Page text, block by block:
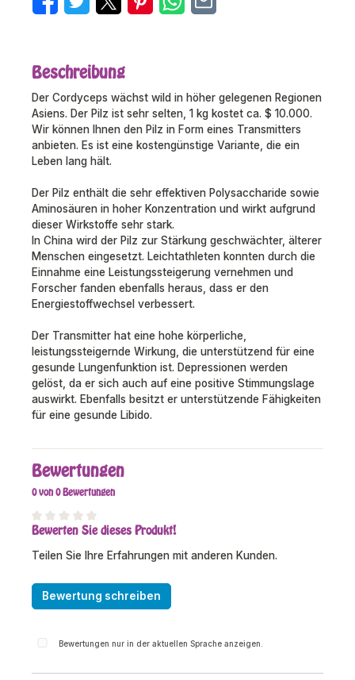
Beschreibung
Der Cordyceps wächst wild in höher gelegenen Regionen
Asiens. Der Pilz ist sehr selten, 1 kg kostet ca. $ 10.000.
Wir können Ihnen den Pilz in Form eines Transmitters
anbieten. Es ist eine kostengünstige Variante, die ein
Leben lang hält.
Der Pilz enthält die sehr effektiven Polysaccharide sowie
Aminosäuren in hoher Konzentration und wirkt aufgrund
dieser Wirkstoffe sehr stark.
In China wird der Pilz zur Stärkung geschwächter, älterer
Menschen eingesetzt. Leichtathleten konnten durch die
Einnahme eine Leistungssteigerung vernehmen und
Forscher fanden ebenfalls heraus, dass er den
Energiestoffwechsel verbessert.
Der Transmitter hat eine hohe körperliche,
leistungssteigernde Wirkung, die unterstützend für eine
gesunde Lungenfunktion ist. Depressionen werden
gelöst, da er sich auch auf eine positive Stimmungslage
auswirkt. Ebenfalls besitzt er unterstützende Fähigkeiten
für eine gesunde Libido.
Bewertungen
0 von 0 Bewertungen
Durchschnittliche Bewertung von 0 von 5 Sternen
Bewerten Sie dieses Produkt!
Teilen Sie Ihre Erfahrungen mit anderen Kunden.
Bewertung schreiben
Bewertungen nur in der aktuellen Sprache anzeigen.